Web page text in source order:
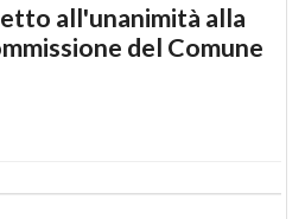
all'unanimità alla
del Comune